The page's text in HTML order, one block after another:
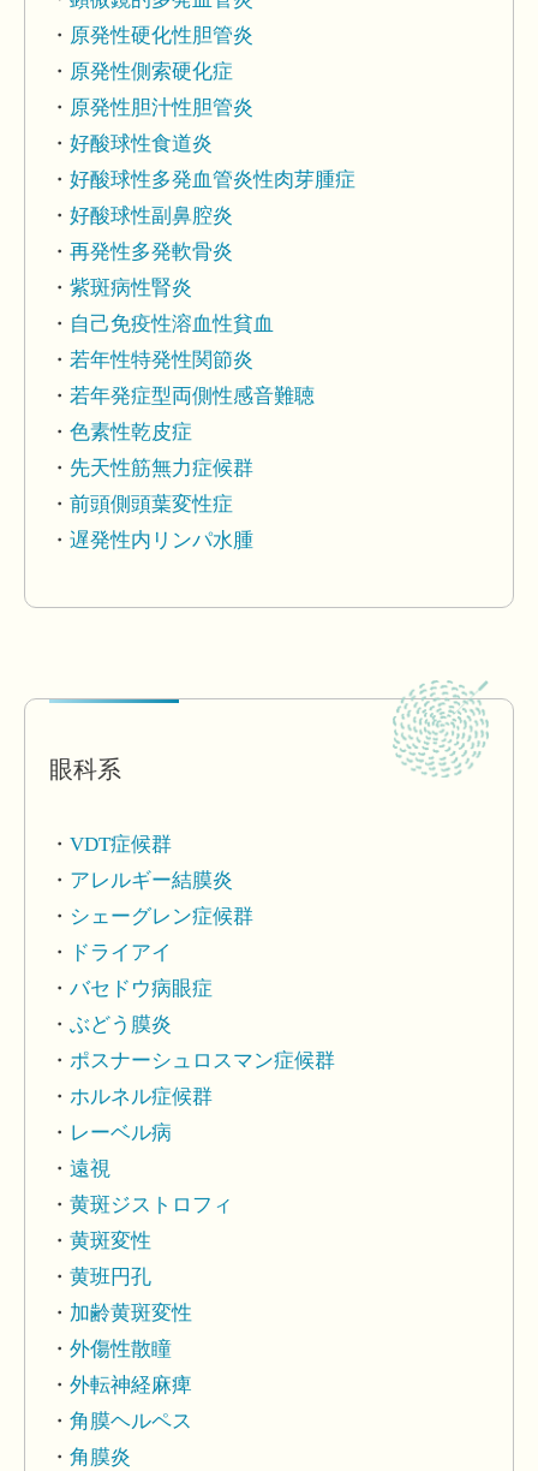
原発性硬化性胆管炎
原発性側索硬化症
原発性胆汁性胆管炎
好酸球性食道炎
好酸球性多発血管炎性肉芽腫症
好酸球性副鼻腔炎
再発性多発軟骨炎
紫斑病性腎炎
自己免疫性溶血性貧血
若年性特発性関節炎
若年発症型両側性感音難聴
色素性乾皮症
先天性筋無力症候群
前頭側頭葉変性症
遅発性内リンパ水腫
眼科系
VDT症候群
アレルギー結膜炎
シェーグレン症候群
ドライアイ
バセドウ病眼症
ぶどう膜炎
ポスナーシュロスマン症候群
ホルネル症候群
レーベル病
遠視
黄斑ジストロフィ
黄斑変性
黄班円孔
加齢黄斑変性
外傷性散瞳
外転神経麻痺
角膜ヘルペス
角膜炎